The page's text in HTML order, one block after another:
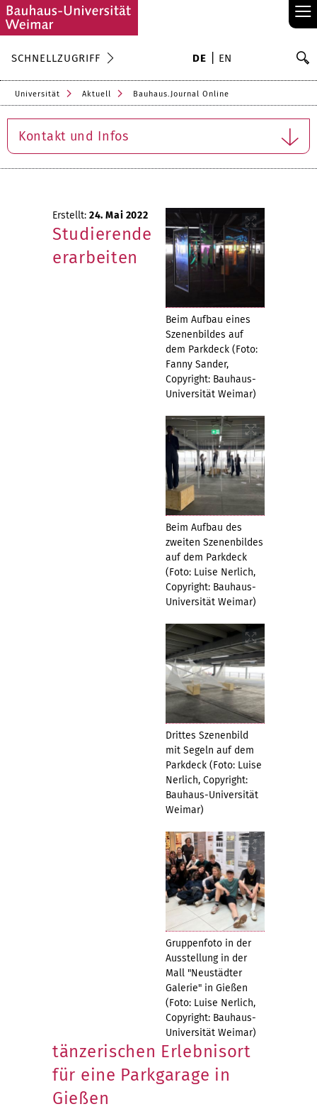
≡
SCHNELLZUGRIFF DE EN
Universität Aktuell Bauhaus.Journal Online
Kontakt und Infos
Beim Aufbau eines
Szenenbildes auf
dem Parkdeck (Foto:
Fanny Sander,
Copyright: Bauhaus-
Universität Weimar)
Beim Aufbau des
zweiten Szenenbildes
auf dem Parkdeck
(Foto: Luise Nerlich,
Copyright: Bauhaus-
Universität Weimar)
Drittes Szenenbild
mit Segeln auf dem
Parkdeck (Foto: Luise
Nerlich, Copyright:
Bauhaus-Universität
Weimar)
Gruppenfoto in der
Ausstellung in der
Mall "Neustädter
Galerie" in Gießen
(Foto: Luise Nerlich,
Copyright: Bauhaus-
Universität Weimar)
Erstellt: 24. Mai 2022
Studierende
erarbeiten
tänzerischen Erlebnisort
für eine Parkgarage in
Gießen